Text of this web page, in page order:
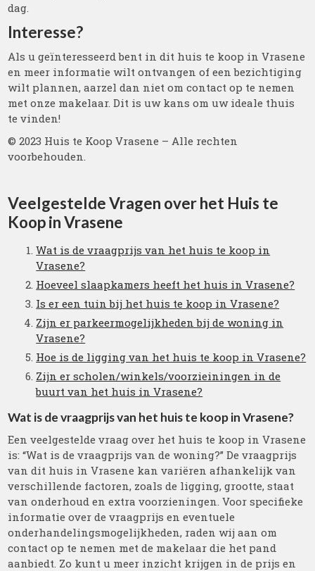
dag.
Interesse?
Als u geïnteresseerd bent in dit huis te koop in Vrasene
en meer informatie wilt ontvangen of een bezichtiging
wilt plannen, aarzel dan niet om contact op te nemen
met onze makelaar. Dit is uw kans om uw ideale thuis
te vinden!
© 2023 Huis te Koop Vrasene – Alle rechten
voorbehouden.
Veelgestelde Vragen over het Huis te
Koop in Vrasene
Wat is de vraagprijs van het huis te koop in
Vrasene?
Hoeveel slaapkamers heeft het huis in Vrasene?
Is er een tuin bij het huis te koop in Vrasene?
Zijn er parkeermogelijkheden bij de woning in
Vrasene?
Hoe is de ligging van het huis te koop in Vrasene?
Zijn er scholen/winkels/voorzieiningen in de
buurt van het huis in Vrasene?
Wat is de vraagprijs van het huis te koop in Vrasene?
Een veelgestelde vraag over het huis te koop in Vrasene
is: “Wat is de vraagprijs van de woning?” De vraagprijs
van dit huis in Vrasene kan variëren afhankelijk van
verschillende factoren, zoals de ligging, grootte, staat
van onderhoud en extra voorzieningen. Voor specifieke
informatie over de vraagprijs en eventuele
onderhandelingsmogelijkheden, raden wij aan om
contact op te nemen met de makelaar die het pand
aanbiedt. Zo kunt u meer inzicht krijgen in de prijs en